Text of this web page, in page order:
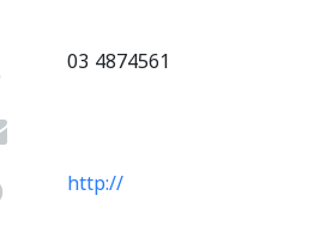
03 4874561
http://